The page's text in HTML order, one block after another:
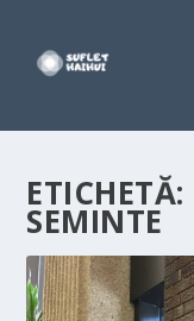
ETICHETĂ:
SEMINTE